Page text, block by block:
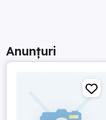
Anunțuri